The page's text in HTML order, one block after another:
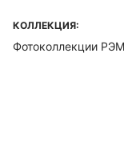
КОЛЛЕКЦИЯ:
Фотоколлекции РЭМ